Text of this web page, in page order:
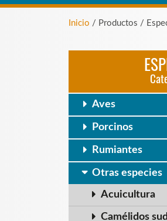
Inicio / Productos /
Aves
Porcinos
Rumiantes
Otras especies
Acuicultura
Camélidos